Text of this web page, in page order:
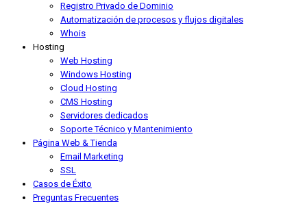
Registro Privado de Dominio
Automatización de procesos y flujos digitales
Whois
Hosting
Web Hosting
Windows Hosting
Cloud Hosting
CMS Hosting
Servidores dedicados
Soporte Técnico y Mantenimiento
Página Web & Tienda
Email Marketing
SSL
Casos de Éxito
Preguntas Frecuentes